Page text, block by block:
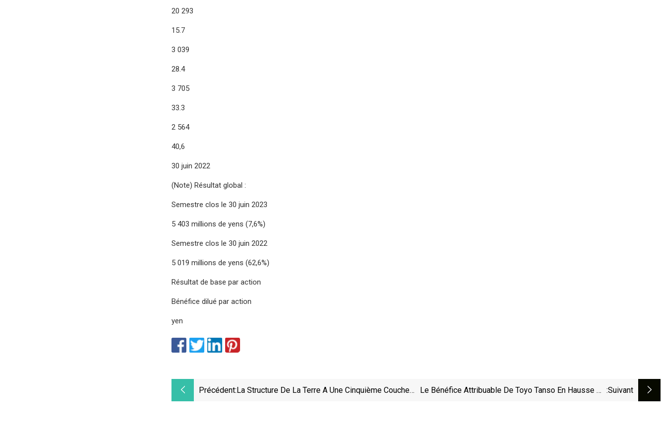
20 293
15.7
3 039
28.4
3 705
33.3
2 564
40,6
30 juin 2022
(Note) Résultat global :
Semestre clos le 30 juin 2023
5 403 millions de yens (7,6%)
Semestre clos le 30 juin 2022
5 019 millions de yens (62,6%)
Résultat de base par action
Bénéfice dilué par action
yen
Précédent:La Structure De La Terre A Une Cinquième Couche :
Le Bénéfice Attribuable De Toyo Tanso En Hausse De :suivant